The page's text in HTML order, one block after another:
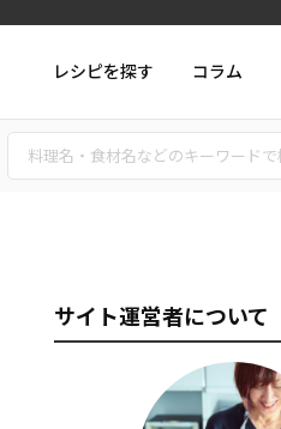
レシピを探す コラム
サイト運営者について